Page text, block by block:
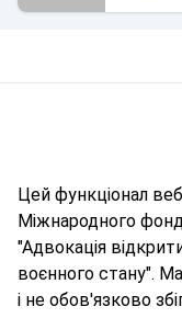
Цей функціонал
Міжнародного
"Адвокація
воєнного стану".
і не обов'язково